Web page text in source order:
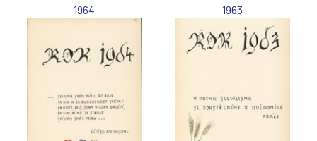
1964 1963